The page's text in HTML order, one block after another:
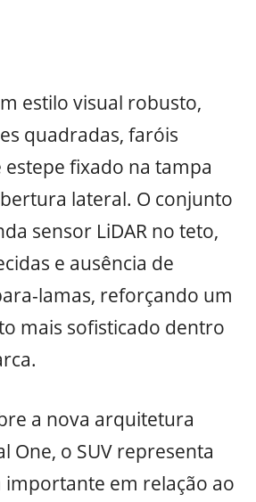
estilo visual robusto,
quadradas, faróis
fixado na tampa
lateral. O conjunto
sensor LiDAR no teto,
e ausência de
lamas, reforçando um
mais sofisticado dentro
a nova arquitetura
One, o SUV representa
em relação ao